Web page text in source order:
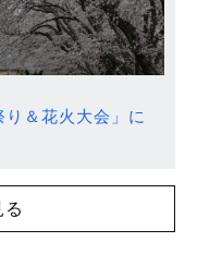
り＆花火大会」に
る